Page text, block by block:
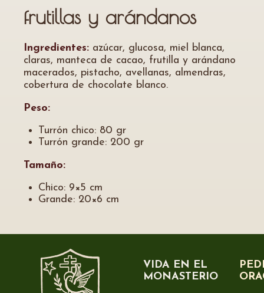
frutillas y arándanos
Ingredientes: azúcar, glucosa, miel blanca,
claras, manteca de cacao, frutilla y arándano
macerados, pistacho, avellanas, almendras,
cobertura de chocolate blanco.
Peso:
Turrón chico: 80 gr
Turrón grande: 200 gr
Tamaño:
Chico: 9×5 cm
Grande: 20×6 cm
VIDA EN EL
MONASTERIO